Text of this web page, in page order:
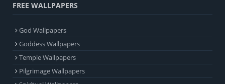
FREE WALLPAPERS
God Wallpapers
Goddess Wallpapers
Temple Wallpapers
Pilgrimage Wallpapers